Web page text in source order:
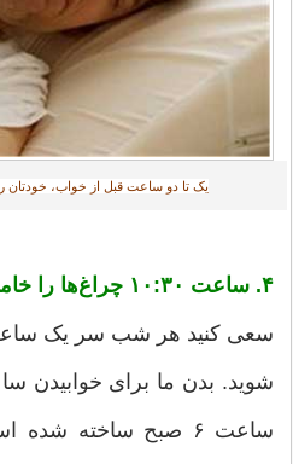
یک تا دو ساعت قبل از خواب، خودتان
۴. ساعت ۱۰:۳۰ چراغ‌ها را خاموش کنید.
سعی کنید هر شب سر یک
ساعت ۶ صبح ساخته